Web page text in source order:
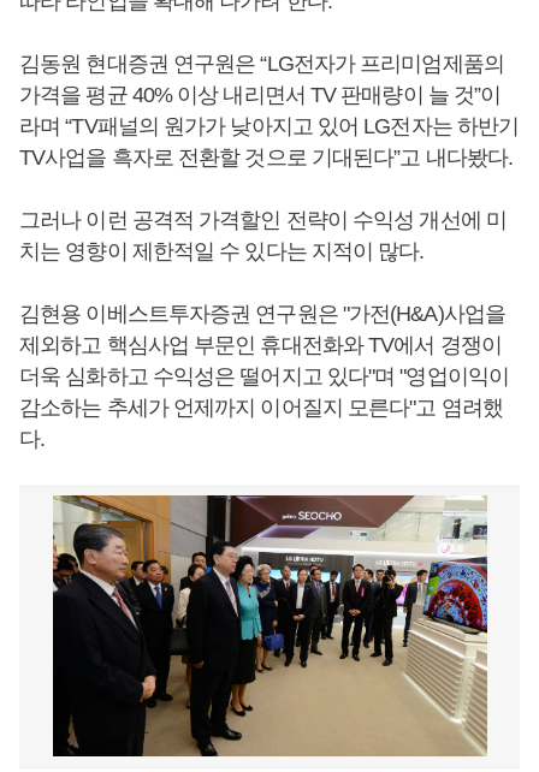
김동원 현대증권 연구원은 “LG전자가 프리미엄제품의
가격을 평균 40% 이상 내리면서 TV 판매량이 늘 것”이
라며 “TV패널의 원가가 낮아지고 있어 LG전자는 하반기
TV사업을 흑자로 전환할 것으로 기대된다”고 내다봤다.
그러나 이런 공격적 가격할인 전략이 수익성 개선에 미
치는 영향이 제한적일 수 있다는 지적이 많다.
김현용 이베스트투자증권 연구원은 "가전(H&A)사업을
제외하고 핵심사업 부문인 휴대전화와 TV에서 경쟁이
더욱 심화하고 수익성은 떨어지고 있다"며 "영업이익이
감소하는 추세가 언제까지 이어질지 모른다"고 염려했
다.